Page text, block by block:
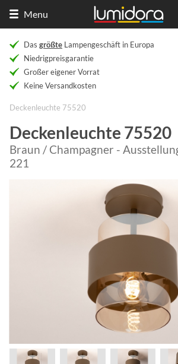
Menu
Das größte Lampengeschäft in Europa
Niedrigpreisgarantie
Großer eigener Vorrat
Keine Versandkosten
Deckenleuchte 75520
Deckenleuchte 75520
Braun / Champagner -
221